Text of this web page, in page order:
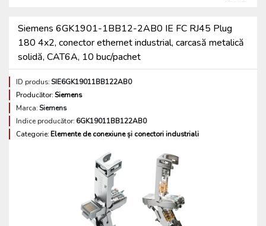
Siemens 6GK1901-1BB12-2AB0 IE FC RJ45 Plug
180 4x2, conector ethernet industrial, carcasă metalică
solidă, CAT6A, 10 buc/pachet
ID produs:SIE6GK19011BB122AB0
Producător:Siemens
Marca:Siemens
Indice producător: 6GK19011BB122AB0
Categorie:Elemente de conexiune și conectori industriali